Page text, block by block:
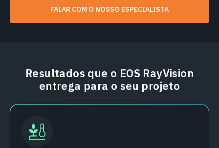
FALAR COM O NOSSO ESPECIALISTA
Resultados que o EOS RayVision
entrega para o seu projeto